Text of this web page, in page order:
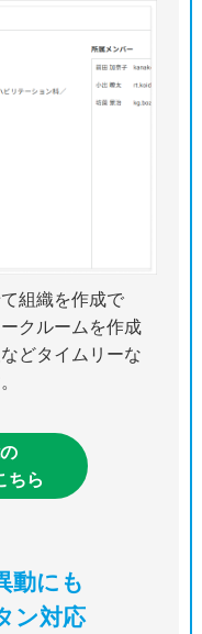
組織を作成で
クルームを作成
どタイムリーな
ちら
動にも
ン対応